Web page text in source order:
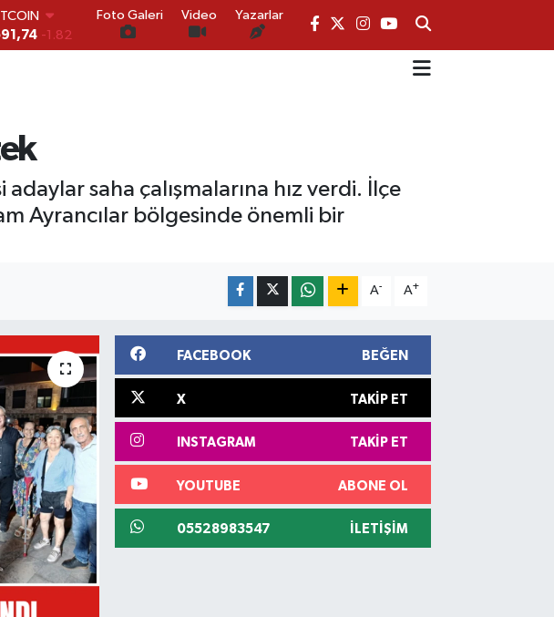
0.02
0
Foto Galeri Video Yazarlar
saha çalışmalarına hız verdi. İlçe
Ayrancılar bölgesinde önemli bir
A- A+
FACEBOOK BEĞEN
X TAKIP ET
INSTAGRAM TAKIP ET
YOUTUBE ABONE OL
05528983547 İLETIŞIM